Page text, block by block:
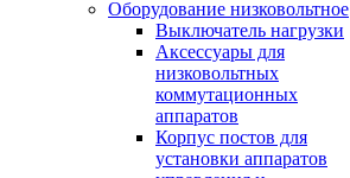
Оборудование низковольтное
Выключатель нагрузки
Аксессуары для
низковольтных
коммутационных
аппаратов
Корпус постов для
установки аппаратов